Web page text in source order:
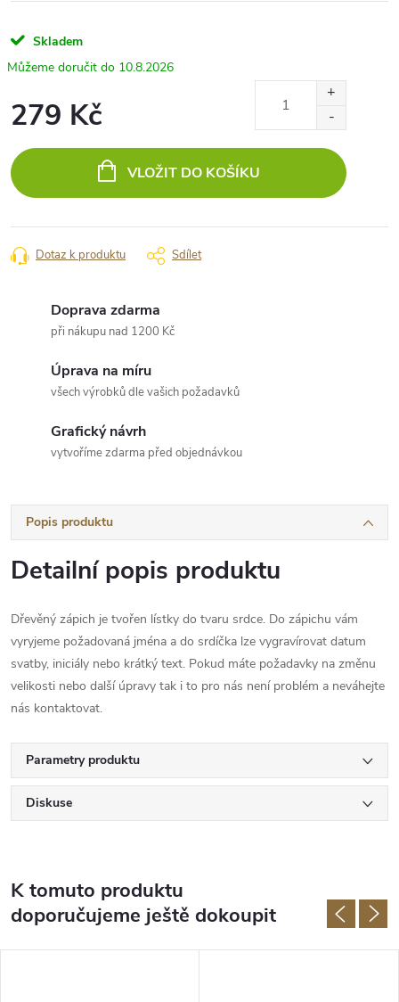
Skladem
10.8.2026
279 Kč
cena:
VLOŽIT DO KOŠÍKU
Dotaz k produktu Sdílet
Doprava zdarma
při nákupu nad 1200 Kč
Úprava na míru
všech výrobků dle vašich požadavků
Grafický návrh
vytvoříme zdarma před objednávkou
Popis produktu
Detailní popis produktu
Dřevěný zápich je tvořen lístky do tvaru srdce. Do zápichu vám
vyryjeme požadovaná jména a do srdíčka lze vygravírovat datum
svatby, iniciály nebo krátký text. Pokud máte požadavky na změnu
velikosti nebo další úpravy tak i to pro nás není problém a neváhejte
nás kontaktovat.
Parametry produktu
Diskuse
K tomuto produktu
doporučujeme ještě dokoupit